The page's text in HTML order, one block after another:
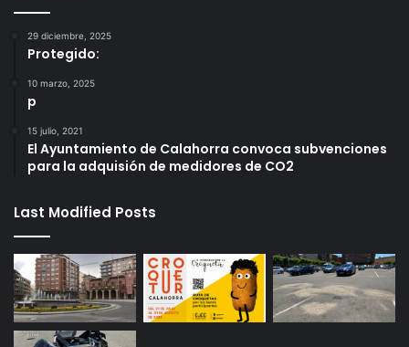
29 diciembre, 2025
Protegido:
10 marzo, 2025
p
15 julio, 2021
El Ayuntamiento de Calahorra convoca subvenciones
para la adquisión de medidores de CO2
Last Modified Posts